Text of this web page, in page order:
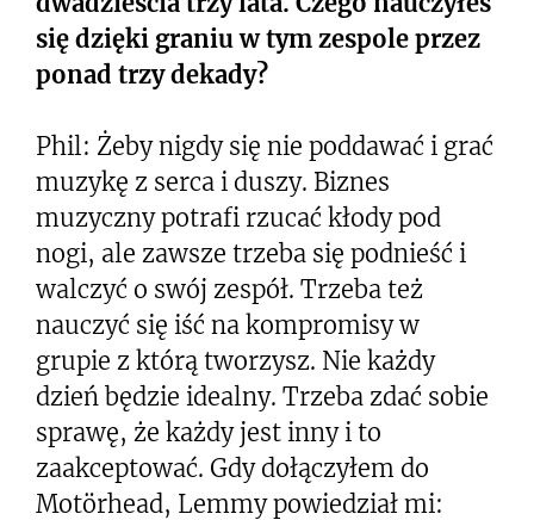
się dzięki graniu w tym zespole przez
ponad trzy dekady?
Phil: Żeby nigdy się nie poddawać i grać
muzykę z serca i duszy. Biznes
muzyczny potrafi rzucać kłody pod
nogi, ale zawsze trzeba się podnieść i
walczyć o swój zespół. Trzeba też
nauczyć się iść na kompromisy w
grupie z którą tworzysz. Nie każdy
dzień będzie idealny. Trzeba zdać sobie
sprawę, że każdy jest inny i to
zaakceptować. Gdy dołączyłem do
Motörhead, Lemmy powiedział mi: